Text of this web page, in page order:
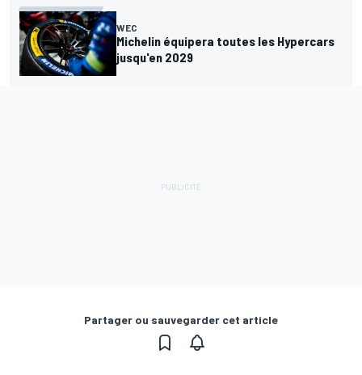
WEC
Michelin équipera toutes les Hypercars
jusqu'en 2029
Partager ou sauvegarder cet article